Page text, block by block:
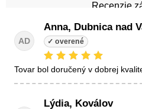
Recenzie
AD
Anna, Dubnica nad
tovar bol doručený v dobrej
Lýdia, Koválov